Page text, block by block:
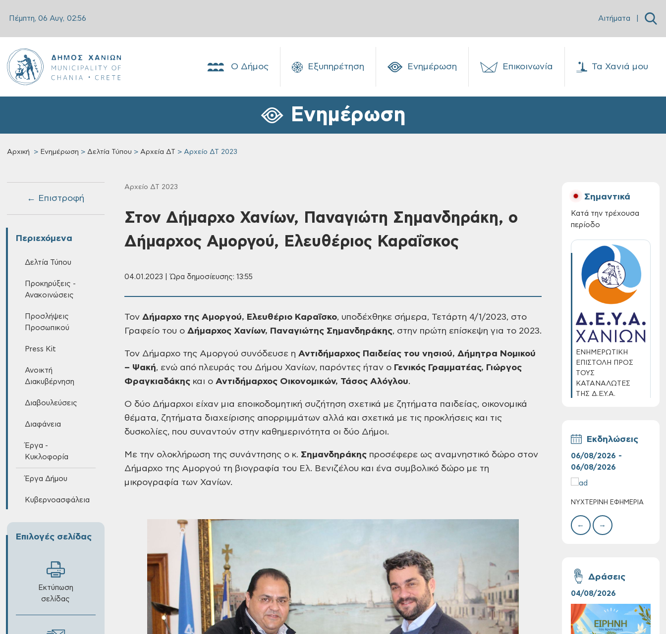
Πέμπτη, 06 Αυγ, 02:56 Αιτήματα
Ο Δήμος Εξυπηρέτηση Ενημέρωση Επικοινωνία Τα Χανιά μου
Ενημέρωση
Αρχική Ενημέρωση Δελτία Τύπου Αρχεία ΔΤ Αρχείο ΔΤ 2023
← Επιστροφή
Περιεχόμενα
Δελτία Τύπου
Προκηρύξεις -
Ανακοινώσεις
Προσλήψεις
Προσωπικού
Press Kit
Ανοικτή
Διακυβέρνηση
Διαβουλεύσεις
Διαφάνεια
Έργα -
Κυκλοφορία
Έργα Δήμου
Κυβερνοασφάλεια
Επιλογές σελίδας
Εκτύπωση
σελίδας
Αρχείο ΔΤ 2023
Στον Δήμαρχο Χανίων, Παναγιώτη Σημανδηράκη, ο
Δήμαρχος Αμοργού, Ελευθέριος Καραΐσκος
04.01.2023 | Ώρα δημοσίευσης: 13:55
Τον Δήμαρχο της Αμοργού, Ελευθέριο Καραΐσκο, υποδέχθηκε σήμερα, Τετάρτη 4/1/2023, στο
Γραφείο του ο Δήμαρχος Χανίων, Παναγιώτης Σημανδηράκης, στην πρώτη επίσκεψη για το 2023.
Τον Δήμαρχο της Αμοργού συνόδευσε η Αντιδήμαρχος Παιδείας του νησιού, Δήμητρα Νομικού
– Ψακή, ενώ από πλευράς του Δήμου Χανίων, παρόντες ήταν ο Γενικός Γραμματέας, Γιώργος
Φραγκιαδάκης και ο Αντιδήμαρχος Οικονομικών, Τάσος Αλόγλου.
Ο δύο Δήμαρχοι είχαν μια εποικοδομητική συζήτηση σχετικά με ζητήματα παιδείας, οικονομικά
θέματα, ζητήματα διαχείρισης απορριμμάτων αλλά και σχετικά με τις προκλήσεις και τις
δυσκολίες, που συναντούν στην καθημερινότητα οι δύο Δήμοι.
Με την ολοκλήρωση της συνάντησης ο κ. Σημανδηράκης προσέφερε ως αναμνηστικό δώρο στον
Δήμαρχο της Αμοργού τη βιογραφία του Ελ. Βενιζέλου και ένα συμβολικό δώρο με τη
μικρογραφία των Χανίων.
Σημαντικά
Κατά την τρέχουσα
περίοδο
ΕΝΗΜΕΡΩΤΙΚΗ
ΕΠΙΣΤΟΛΗ ΠΡΟΣ
ΤΟΥΣ
ΚΑΤΑΝΑΛΩΤΕΣ
ΤΗΣ Δ.Ε.Υ.Α.
Επαναλειτουργία
SeaTrac στην
παραλία του Αγίου
Ονουφρίου
Εκδηλώσεις
06/08/2026 -
06/08/2026
ΝΥΧΤΕΡΙΝΗ ΕΦΗΜΕΡΙΑ
← →
Δράσεις
04/08/2026